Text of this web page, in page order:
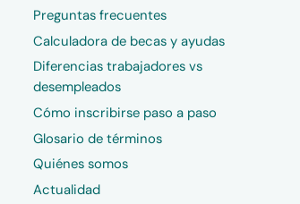
Preguntas frecuentes
Calculadora de becas y ayudas
Diferencias trabajadores vs
desempleados
Cómo inscribirse paso a paso
Glosario de términos
Quiénes somos
Actualidad